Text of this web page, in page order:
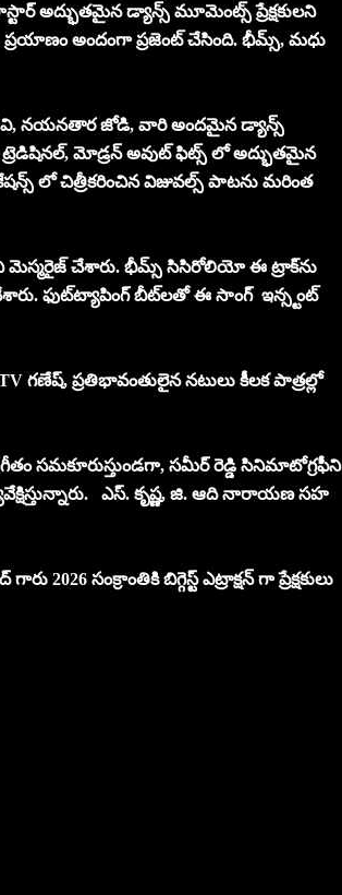
అద్భుతమైన డ్యాన్స్ మూమెంట్స్ ప్రేక్షకులని
అందంగా ప్రజెంట్ చేసింది. భీమ్స్, మధు
నయనతార జోడి, వారి అందమైన డ్యాన్స్
మోడ్రన్ అవుట్ ఫిట్స్ లో అద్భుతమైన
లో చిత్రీకరించిన విజువల్స్ పాటను మరింత
మెస్మరైజ్ చేశారు. భీమ్స్ సిసిరోలియో ఈ ట్రాక్‌ను
ఫుట్‌ట్యాపింగ్ బీట్‌లతో ఈ సాంగ్ ఇన్స్టంట్
గణేష్, ప్రతిభావంతులైన నటులు కీలక పాత్రల్లో
సమకూరుస్తుండగా, సమీర్ రెడ్డి సినిమాటోగ్రఫీని
ఎస్. కృష్ణ, జి. ఆది నారాయణ సహ
సంక్రాంతికి బిగ్గెస్ట్ ఎట్రాక్షన్ గా ప్రేక్షకులు